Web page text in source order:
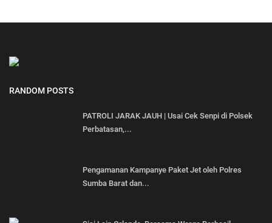
RANDOM POSTS
PATROLI JARAK JAUH | Usai Cek Senpi di Polsek
Perbatasan,...
Pengamanan Kampanye Paket Jet oleh Polres
Sumba Barat dan...